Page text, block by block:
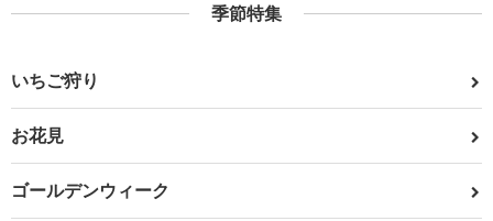
季節特集
いちご狩り
お花見
ゴールデンウィーク